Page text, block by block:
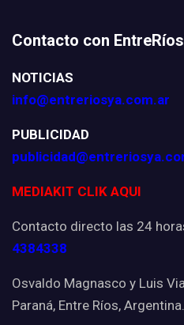
Contacto con
NOTICIAS
info@entreriosya.com.ar
PUBLICIDAD
MEDIAKIT CLIK AQUI
Contacto directo las 24
4384338
Osvaldo Magnasco y Luis
Paraná, Entre Ríos, Argentina.